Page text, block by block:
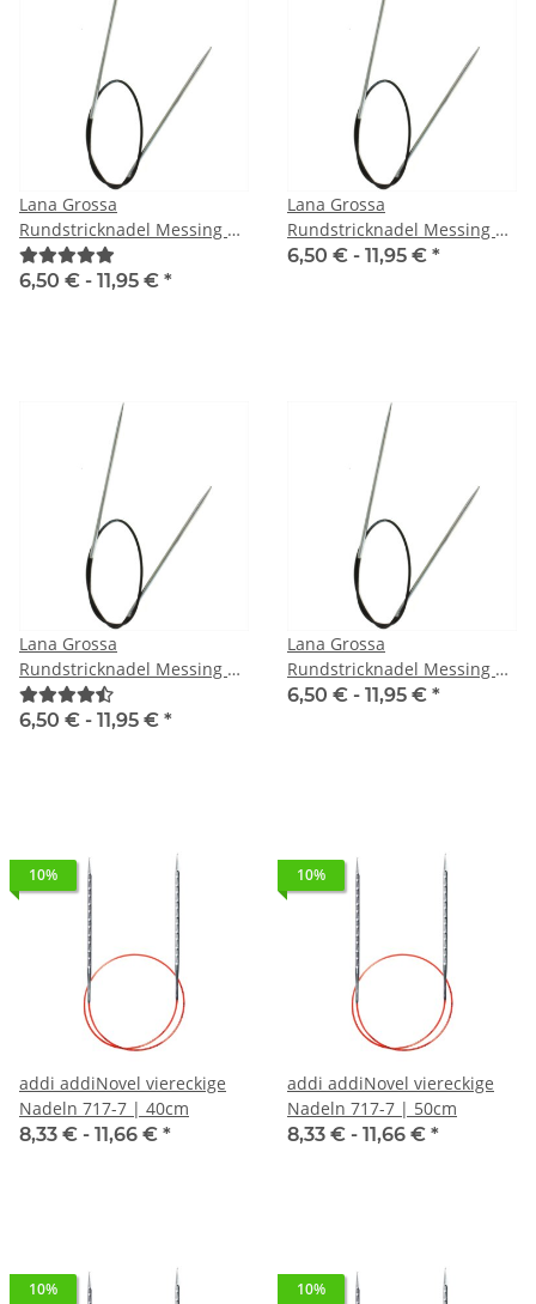
Lana Grossa
Rundstricknadel Messing |
50 cm
6,50 € - 11,95 € *
Lana Grossa
Rundstricknadel Messing |
60 cm
6,50 € - 11,95 € *
Lana Grossa
Rundstricknadel Messing |
80 cm
6,50 € - 11,95 € *
Lana Grossa
Rundstricknadel Messing |
100 cm
6,50 € - 11,95 € *
10%
addi addiNovel viereckige
Nadeln 717-7 | 40cm
8,33 € - 11,66 € *
10%
addi addiNovel viereckige
Nadeln 717-7 | 50cm
8,33 € - 11,66 € *
10% 10%